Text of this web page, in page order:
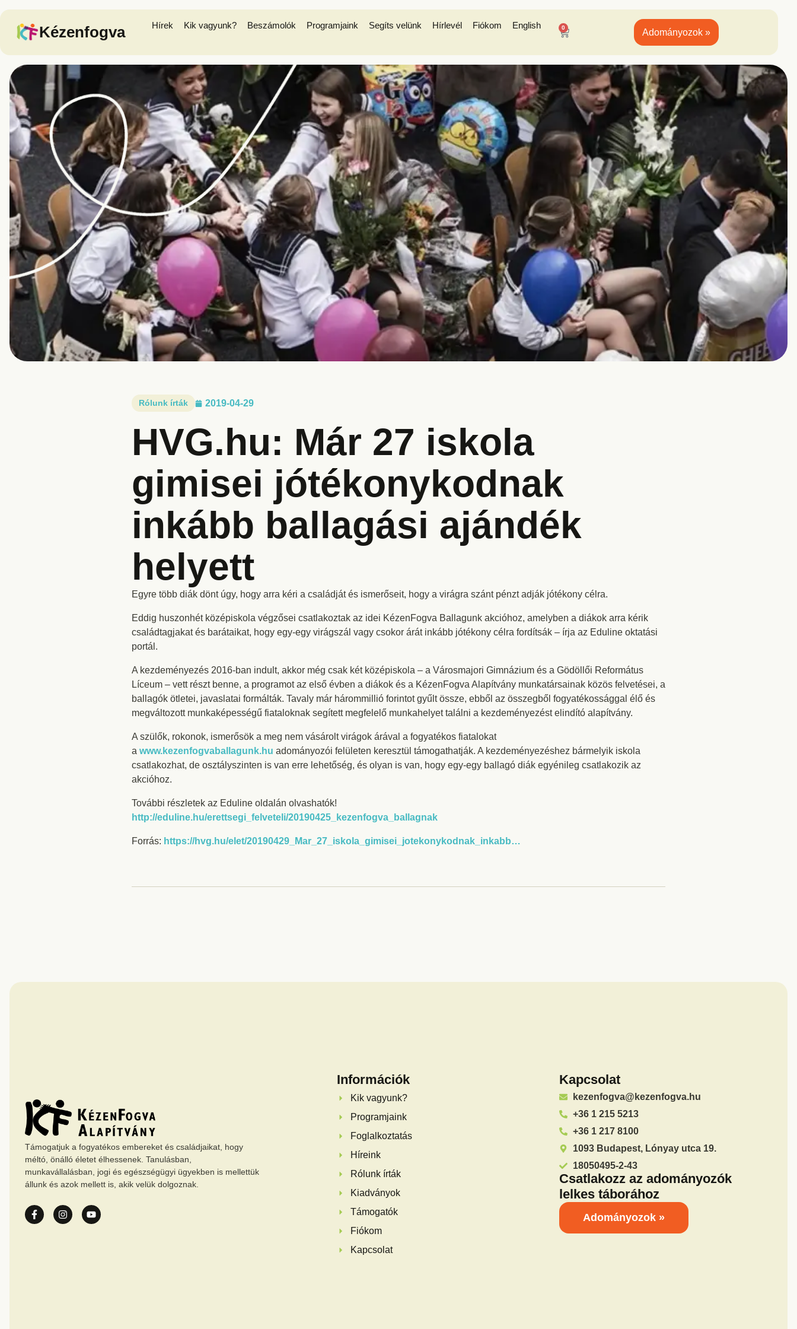
Kézenfogva Hírek Kik vagyunk? Beszámolók Programjaink Segíts velünk Hírlevél Fiókom English 0 Adományozok »
Rólunk írták 2019-04-29
HVG.hu: Már 27 iskola
gimisei jótékonykodnak
inkább ballagási ajándék
helyett
Egyre több diák dönt úgy, hogy arra kéri a családját és ismerőseit, hogy a virágra szánt pénzt adják jótékony célra.
Eddig huszonhét középiskola végzősei csatlakoztak az idei KézenFogva Ballagunk akcióhoz, amelyben a diákok arra kérik
családtagjakat és barátaikat, hogy egy-egy virágszál vagy csokor árát inkább jótékony célra fordítsák – írja az Eduline oktatási
portál.
A kezdeményezés 2016-ban indult, akkor még csak két középiskola – a Városmajori Gimnázium és a Gödöllői Református
Líceum – vett részt benne, a programot az első évben a diákok és a KézenFogva Alapítvány munkatársainak közös felvetései, a
ballagók ötletei, javaslatai formálták. Tavaly már hárommillió forintot gyűlt össze, ebből az összegből fogyatékossággal élő és
megváltozott munkaképességű fiataloknak segített megfelelő munkahelyet találni a kezdeményezést elindító alapítvány.
A szülők, rokonok, ismerősök a meg nem vásárolt virágok árával a fogyatékos fiatalokat
a www.kezenfogvaballagunk.hu adományozói felületen keresztül támogathatják. A kezdeményezéshez bármelyik iskola
csatlakozhat, de osztályszinten is van erre lehetőség, és olyan is van, hogy egy-egy ballagó diák egyénileg csatlakozik az
akcióhoz.
További részletek az Eduline oldalán olvashatók!
http://eduline.hu/erettsegi_felveteli/20190425_kezenfogva_ballagnak
Forrás: https://hvg.hu/elet/20190429_Mar_27_iskola_gimisei_jotekonykodnak_inkabb…
Támogatjuk a fogyatékos embereket és családjaikat, hogy
méltó, önálló életet élhessenek. Tanulásban,
munkavállalásban, jogi és egészségügyi ügyekben is mellettük
állunk és azok mellett is, akik velük dolgoznak.
Információk
Kik vagyunk?
Programjaink
Foglalkoztatás
Híreink
Rólunk írták
Kiadványok
Támogatók
Fiókom
Kapcsolat
Kapcsolat
kezenfogva@kezenfogva.hu
+36 1 215 5213
+36 1 217 8100
1093 Budapest, Lónyay utca 19.
18050495-2-43
Csatlakozz az adományozók
lelkes táborához
Adományozok »